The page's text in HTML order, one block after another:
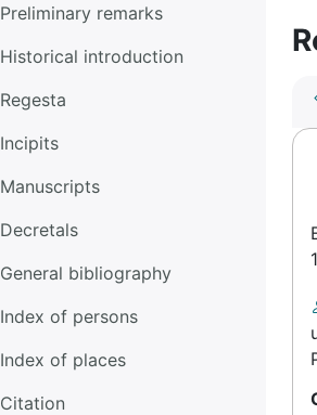
Preliminary remarks
Historical introduction
Regesta
Incipits
Manuscripts
Decretals
General bibliography
Index of persons
Index of places
Citation